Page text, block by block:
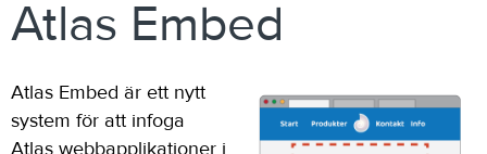
Atlas Embed
Atlas Embed är ett nytt
system för att infoga
Atlas webbapplikationer i